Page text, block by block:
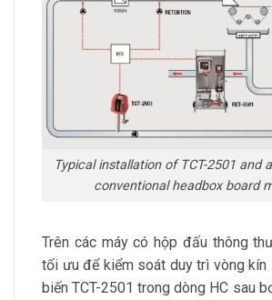
Typical installation of TCT-2501 and
conventional headbox board
Trên các máy có hộp đấu thông
tối ưu để kiểm soát duy trì vòng kín
biến TCT-2501 trong dòng HC sau